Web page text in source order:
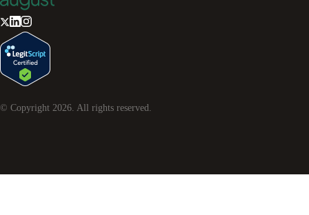
© Copyright 2026 . All rights reserved.